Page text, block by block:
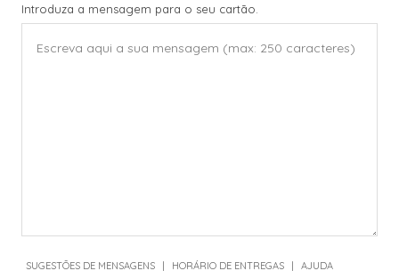
Introduza a mensagem para o seu cartão.
SUGESTÕES DE MENSAGENS HORÁRIO DE ENTREGAS AJUDA